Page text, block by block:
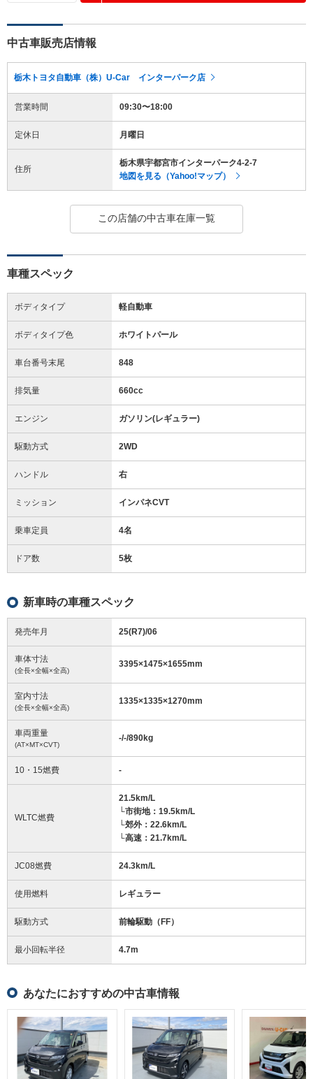
中古車販売店情報
栃木トヨタ自動車（株）U-Car インターパーク店
営業時間 09:30〜18:00
定休日 月曜日
住所
栃木県宇都宮市インターパーク4-2-7
地図を見る（Yahoo!マップ）
この店舗の中古車在庫一覧
車種スペック
ボディタイプ 軽自動車
ボディタイプ色 ホワイトパール
車台番号末尾 848
排気量 660cc
エンジン ガソリン(レギュラー)
駆動方式 2WD
ハンドル 右
ミッション インパネCVT
乗車定員 4名
ドア数 5枚
新車時の車種スペック
発売年月 25(R7)/06
車体寸法
(全長×全幅×全高)
3395×1475×1655mm
室内寸法
(全長×全幅×全高)
1335×1335×1270mm
車両重量
(AT×MT×CVT)
-/-/890kg
10・15燃費 -
WLTC燃費
21.5km/L
└市街地：19.5km/L
└郊外：22.6km/L
└高速：21.7km/L
JC08燃費 24.3km/L
使用燃料 レギュラー
駆動方式 前輪駆動（FF）
最小回転半径 4.7m
あなたにおすすめの中古車情報